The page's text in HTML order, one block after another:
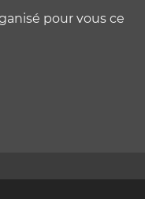
pour vous ce